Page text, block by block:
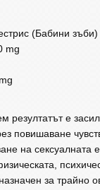
(Бабини
mg
резултатът е
повишаване
на сексуалната
за трайно